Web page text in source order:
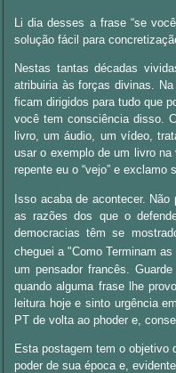
Li dia desses a frase “se
solução fácil para
Nestas tantas décadas
atribuiria às forças divinas.
ficam dirigidos para tudo que
você tem consciência disso.
livro, um áudio, um vídeo,
usar o exemplo de um livro
repente eu o “vejo” e exclamo
Isso acaba de acontecer.
as razões dos que o
democracias têm se
cheguei a"Como Terminam
um pensador francês.
quando alguma frase lhe
leitura hoje e sinto urgência
PT de volta ao phoder e,
Esta postagem tem o objetivo
poder de sua época e,